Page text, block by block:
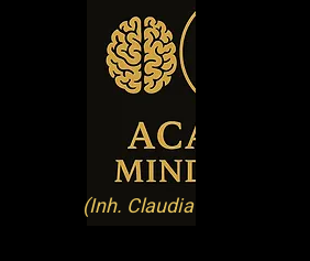
(Inh. Claudia Detjen)